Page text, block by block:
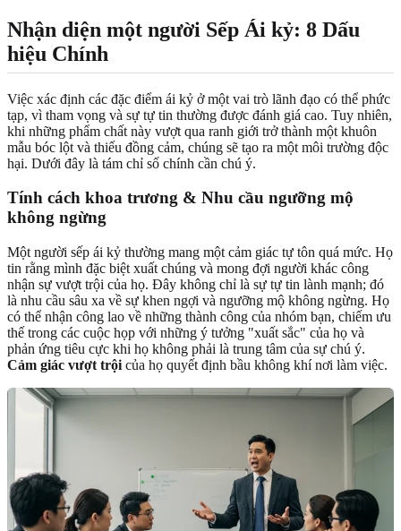
Nhận diện một người Sếp Ái kỷ: 8 Dấu
hiệu Chính
Việc xác định các đặc điểm ái kỷ ở một vai trò lãnh đạo có thể phức
tạp, vì tham vọng và sự tự tin thường được đánh giá cao. Tuy nhiên,
khi những phẩm chất này vượt qua ranh giới trở thành một khuôn
mẫu bóc lột và thiếu đồng cảm, chúng sẽ tạo ra một môi trường độc
hại. Dưới đây là tám chỉ số chính cần chú ý.
Tính cách khoa trương & Nhu cầu ngưỡng mộ
không ngừng
Một người sếp ái kỷ thường mang một cảm giác tự tôn quá mức. Họ
tin rằng mình đặc biệt xuất chúng và mong đợi người khác công
nhận sự vượt trội của họ. Đây không chỉ là sự tự tin lành mạnh; đó
là nhu cầu sâu xa về sự khen ngợi và ngưỡng mộ không ngừng. Họ
có thể nhận công lao về những thành công của nhóm bạn, chiếm ưu
thế trong các cuộc họp với những ý tưởng "xuất sắc" của họ và
phản ứng tiêu cực khi họ không phải là trung tâm của sự chú ý.
Cảm giác vượt trội của họ quyết định bầu không khí nơi làm việc.